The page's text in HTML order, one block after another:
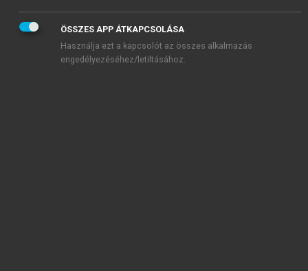
ÖSSZES APP ÁTKAPCSOLÁSA
Használja ezt a kapcsolót az összes alkalmazás
engedélyezéséhez/letiltásához.